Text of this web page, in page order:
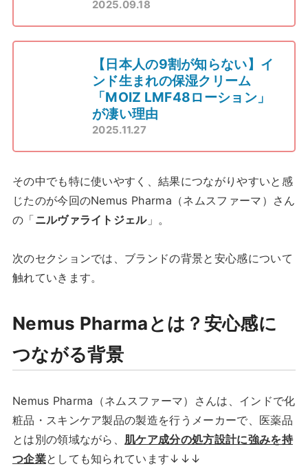
2025.09.18
【日本人の9割が知らない】イ
ンド生まれの保湿クリーム
「MOIZ LMF48ローション」
が凄い理由
2025.11.27
その中でも特に使いやすく、結果につながりやすいと感
じたのが今回のNemus Pharma（ネムスファーマ）さん
の「ニルヴァライトジェル」。
次のセクションでは、ブランドの背景と安心感について
触れていきます。
Nemus Pharmaとは？安心感に
つながる背景
Nemus Pharma（ネムスファーマ）さんは、インドで化
粧品・スキンケア製品の製造を行うメーカーで、医薬品
とは別の領域ながら、 肌ケア成分の処方設計に強みを持
つ企業としても知られています↓↓↓